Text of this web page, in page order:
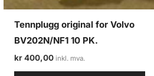
Tennplugg original for Volvo
BV202N/NF1 10 PK.
kr400,00